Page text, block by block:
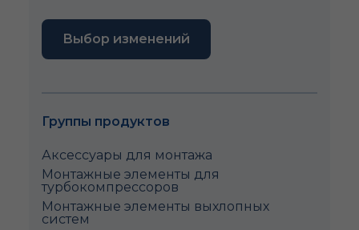
Выбор изменений
Группы продуктов
Аксессуары для монтажа
Монтажные элементы для
турбокомпрессоров
Монтажные элементы выхлопных
систем